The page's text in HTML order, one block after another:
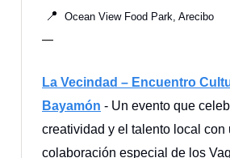
📍 Ocean View Food Park, Arecibo
—
La Vecindad – Encuentro
Bayamón - Un evento que
creatividad y el talento local con
colaboración especial de los